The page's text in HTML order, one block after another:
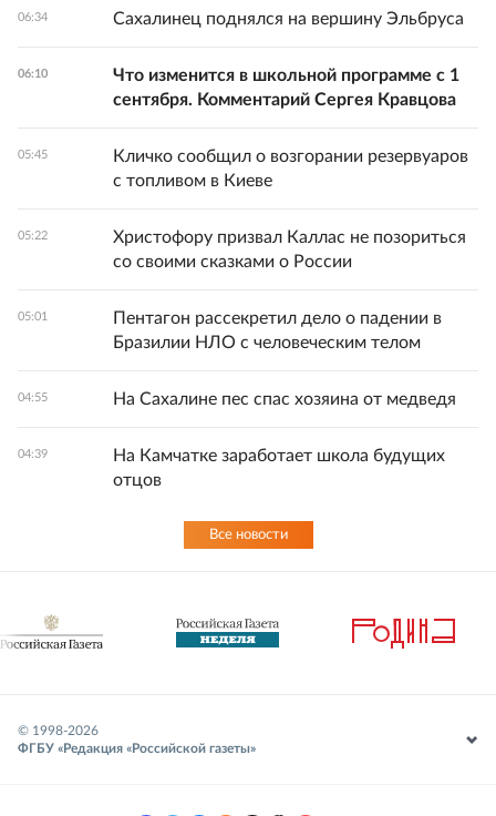
06:34 Сахалинец поднялся на вершину Эльбруса
06:10
Что изменится в школьной программе с 1
сентября. Комментарий Сергея Кравцова
05:45
Кличко сообщил о возгорании резервуаров
с топливом в Киеве
05:22
Христофору призвал Каллас не позориться
со своими сказками о России
05:01
Пентагон рассекретил дело о падении в
Бразилии НЛО с человеческим телом
04:55 На Сахалине пес спас хозяина от медведя
04:39
На Камчатке заработает школа будущих
отцов
Все новости
© 1998-2026
ФГБУ «Редакция «Российской газеты»